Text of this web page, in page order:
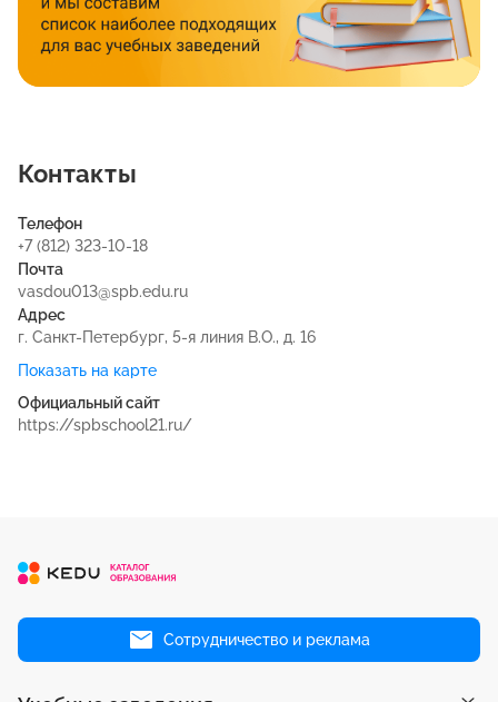
Контакты
Телефон
+7 (812) 323-10-18
Почта
vasdou013@spb.edu.ru
Адрес
г. Санкт-Петербург, 5-я линия В.О., д. 16
Показать на карте
Официальный сайт
https://spbschool21.ru/
Сотрудничество и реклама